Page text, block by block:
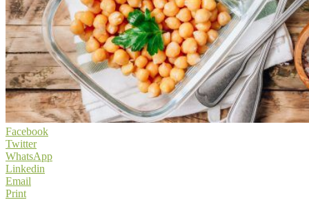
Facebook
Twitter
WhatsApp
Linkedin
Email
Print